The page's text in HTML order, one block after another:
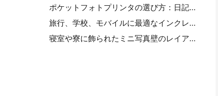
ポケットフォトプリンタの選び方：日記、旅行、iPhoneユーザーの完全ガイド
旅行、学校、モバイルに最適なインクレスポータブルプリンタ：Hanin MT 620 Pro評価
寝室や寮に飾られたミニ写真壁のレイアウトの考え方とテクニック